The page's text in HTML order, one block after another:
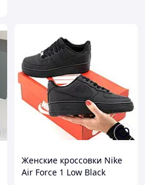
Женские кроссовки Nike
Air Force 1 Low Black